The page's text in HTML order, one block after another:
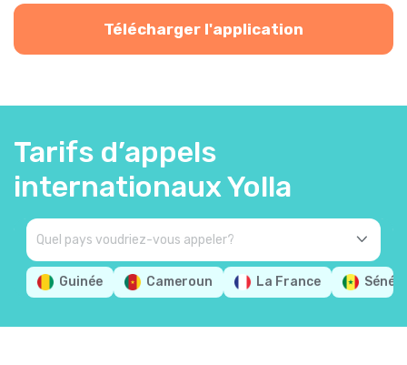
Télécharger l'application
Tarifs d’appels
internationaux Yolla
Guinée Cameroun La France